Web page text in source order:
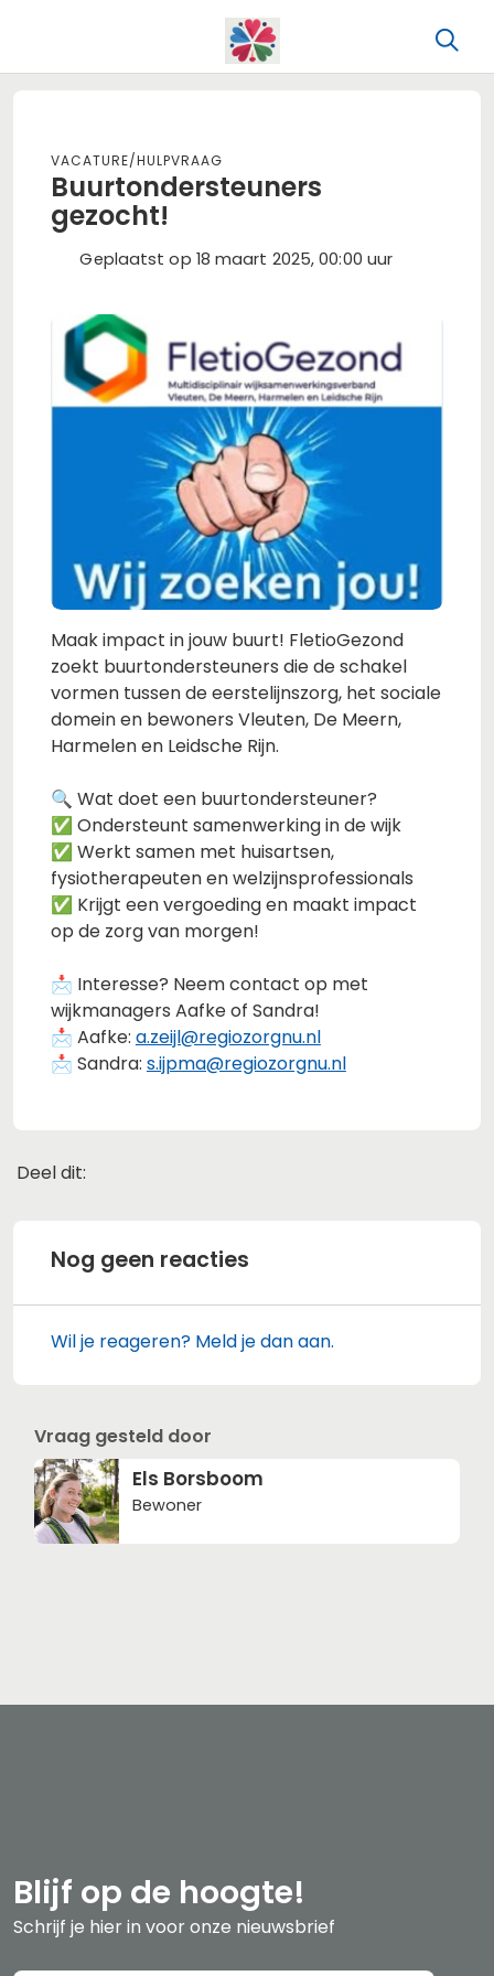
Vacature/hulpvraag
Buurtondersteuners
gezocht!
Geplaatst op 18 maart 2025, 00:00 uur
Maak impact in jouw buurt! FletioGezond
zoekt buurtondersteuners die de schakel
vormen tussen de eerstelijnszorg, het sociale
domein en bewoners Vleuten, De Meern,
Harmelen en Leidsche Rijn.
🔍 Wat doet een buurtondersteuner?
✅ Ondersteunt samenwerking in de wijk
✅ Werkt samen met huisartsen,
fysiotherapeuten en welzijnsprofessionals
✅ Krijgt een vergoeding en maakt impact
op de zorg van morgen!
📩 Interesse? Neem contact op met
wijkmanagers Aafke of Sandra!
📩 Aafke: a.zeijl@regiozorgnu.nl
📩 Sandra: s.ijpma@regiozorgnu.nl
Deel dit:
Nog geen reacties
Wil je reageren? Meld je dan aan.
Vraag gesteld door
Els Borsboom
Bewoner
Blijf op de hoogte!
Schrijf je hier in voor onze nieuwsbrief